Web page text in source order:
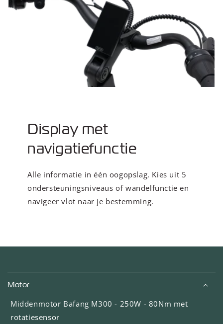
Display met
navigatiefunctie
Alle informatie in één oogopslag. Kies uit 5
ondersteuningsniveaus of wandelfunctie en
navigeer vlot naar je bestemming.
a
Motor
Middenmotor Bafang M300 - 250W - 80Nm met
rotatiesensor